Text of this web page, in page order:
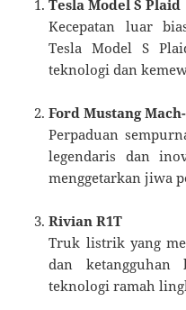
Tesla Model S Plaid
Kecepatan luar
Tesla Model S
teknologi dan
Ford Mustang
Perpaduan
legendaris dan
menggetarkan jiwa
Rivian R1T
Truk listrik yang
dan
teknologi ramah